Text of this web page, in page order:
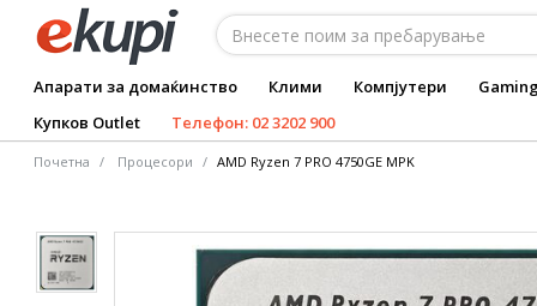
Апарати за домаќинство Клими Компјутери
Купков Outlet
Телефон: 02 3202 900
Почетна Процесори AMD Ryzen 7 PRO 4750GE MPK